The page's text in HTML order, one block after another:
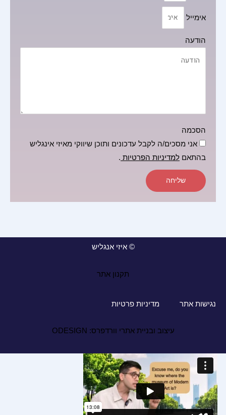
אימייל
הודעה
הסכמה
אני מסכים/ה לקבל עדכונים ותוכן שיווקי מאיזי אינגליש
בהתאם למדיניות הפרטיות .
שליחה
© איזי אנגליש
תקנון אתר
נגישות אתר מדיניות פרטיות
עיצוב ובניית אתרי וורדפרס: ODESIGN